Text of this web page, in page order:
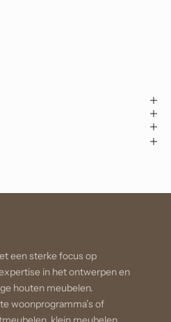
een sterke focus op
in het ontwerpen en
houten meubelen.
woonprogramma’s of